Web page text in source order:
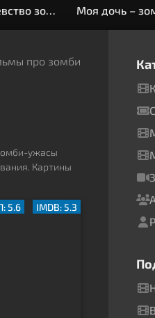
Королевство зомби: История Ашинь Моя дочь –
ужасы
Картины
5.6 IMDB: 5.3
про зомби